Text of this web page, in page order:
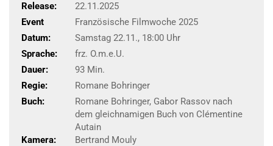
Release:
22.11.2025
Event
Französische Filmwoche 2025
Datum:
Samstag 22.11., 18:00 Uhr
Sprache:
frz. O.m.e.U.
Dauer:
93 Min.
Regie:
Romane Bohringer
Buch:
Romane Bohringer, Gabor Rassov nach
dem gleichnamigen Buch von Clémentine
Autain
Kamera:
Bertrand Mouly